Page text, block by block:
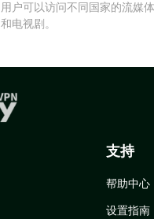
用户可以访问不同国家的流媒
和电视剧。
支持
帮助中心
设置指南